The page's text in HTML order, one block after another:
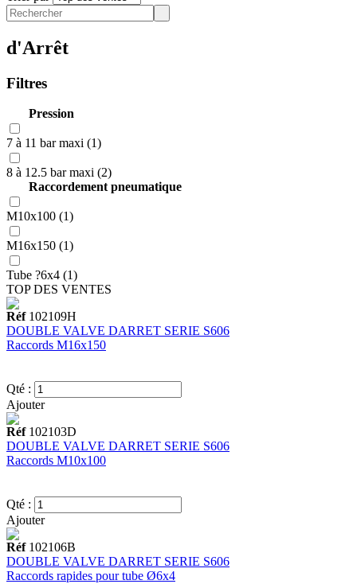
d'Arrêt
Filtres
Pression
7 à 11 bar maxi (1)
8 à 12.5 bar maxi (2)
Raccordement pneumatique
M10x100 (1)
M16x150 (1)
Tube ?6x4 (1)
TOP DES VENTES
Réf102109H
DOUBLE VALVE DARRET SERIE S606
Raccords M16x150
Qté :
Ajouter
Réf102103D
DOUBLE VALVE DARRET SERIE S606
Raccords M10x100
Qté :
Ajouter
Réf102106B
DOUBLE VALVE DARRET SERIE S606
Raccords rapides pour tube Ø6x4